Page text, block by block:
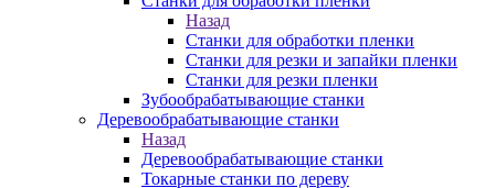
Назад
Станки для обработки пленки
Станки для резки и запайки пленки
Станки для резки пленки
Зубообрабатывающие станки
Деревообрабатывающие станки
Назад
Деревообрабатывающие станки
Токарные станки по дереву